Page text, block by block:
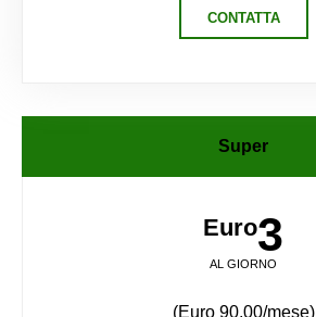
CONTATTA
Super
Euro3
AL GIORNO
(Euro 90,00/mese)